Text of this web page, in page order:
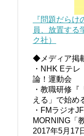
『問題だら
員、放置する
ク社）
◆メディア掲
・NHK Eテ
論！運動会
・教職研修
える」で始め
・FMラジオ
MORNING「
2017年5月17